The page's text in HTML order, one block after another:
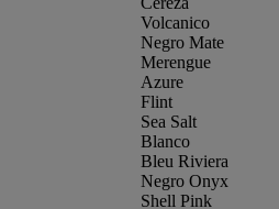
Volcanico
Negro Mate
Merengue
Azure
Flint
Sea Salt
Blanco
Bleu Riviera
Negro Onyx
Shell Pink